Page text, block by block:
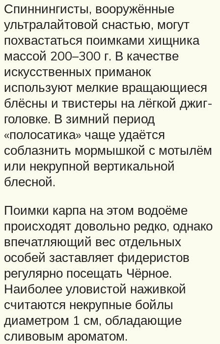
Спиннингисты, вооружённые
ультралайтовой снастью, могут
похвастаться поимками хищника
массой 200–300 г. В качестве
искусственных приманок
используют мелкие вращающиеся
блёсны и твистеры на лёгкой джиг-
головке. В зимний период
«полосатика» чаще удаётся
соблазнить мормышкой с мотылём
или некрупной вертикальной
блесной.
Поимки карпа на этом водоёме
происходят довольно редко, однако
впечатляющий вес отдельных
особей заставляет фидеристов
регулярно посещать Чёрное.
Наиболее уловистой наживкой
считаются некрупные бойлы
диаметром 1 см, обладающие
сливовым ароматом.